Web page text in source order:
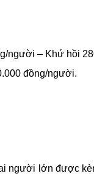
người – Khứ hồi
đồng/người.
người lớn được